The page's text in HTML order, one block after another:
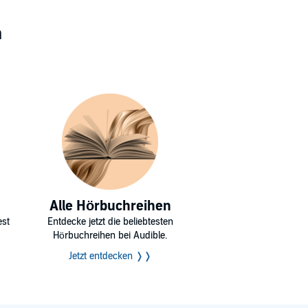
Alle Hörbuchreihen
Entdecke jetzt die beliebtesten
Hörbuchreihen bei Audible.
Jetzt entdecken ❭❭